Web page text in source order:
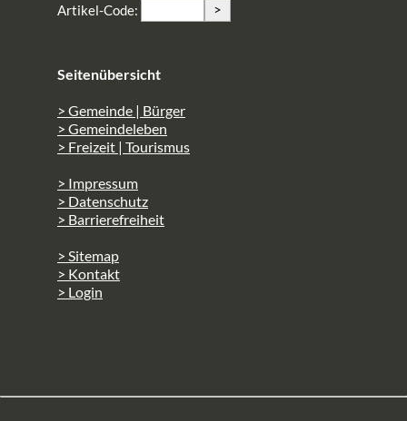
Artikel-Code: >
Seitenübersicht
> Gemeinde | Bürger
> Gemeindeleben
> Freizeit | Tourismus
> Impressum
> Datenschutz
> Barrierefreiheit
> Sitemap
> Kontakt
> Login